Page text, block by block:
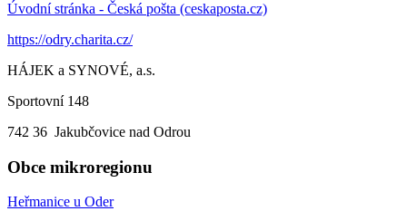
Úvodní stránka - Česká pošta (ceskaposta.cz)
https://odry.charita.cz/
HÁJEK a SYNOVÉ, a.s.
Sportovní 148
742 36 Jakubčovice nad Odrou
Obce mikroregionu
Heřmanice u Oder